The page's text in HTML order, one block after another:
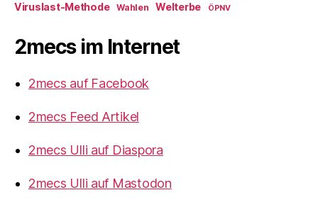
Viruslast-Methode Wahlen Welterbe ÖPNV
2mecs im Internet
2mecs auf Facebook
2mecs Feed Artikel
2mecs Ulli auf Diaspora
2mecs Ulli auf Mastodon